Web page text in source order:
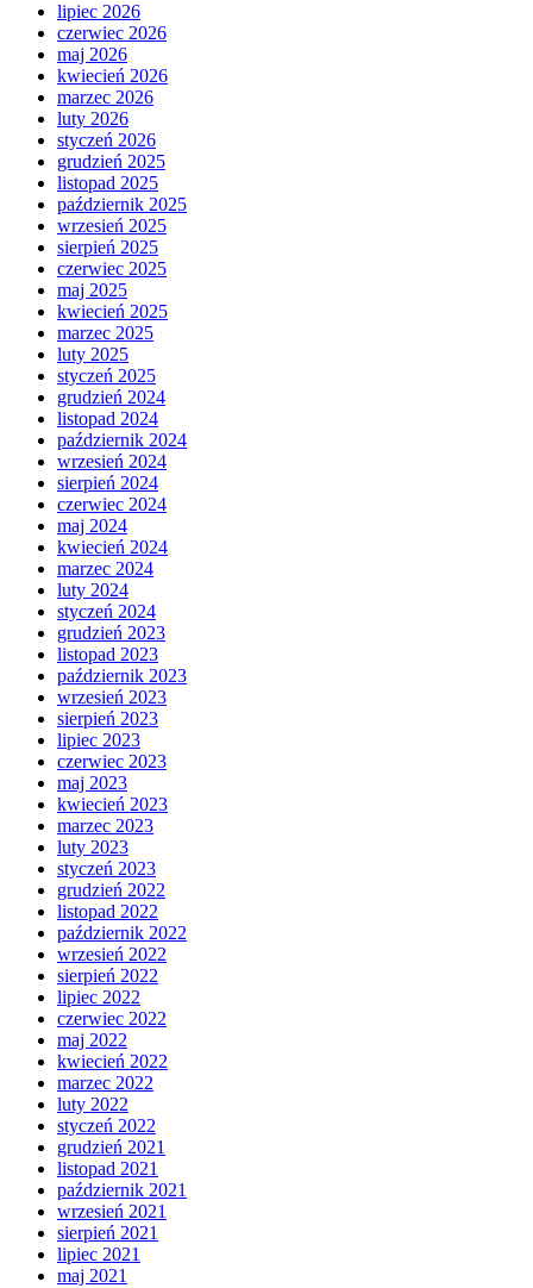
lipiec 2026
czerwiec 2026
maj 2026
kwiecień 2026
marzec 2026
luty 2026
styczeń 2026
grudzień 2025
listopad 2025
październik 2025
wrzesień 2025
sierpień 2025
czerwiec 2025
maj 2025
kwiecień 2025
marzec 2025
luty 2025
styczeń 2025
grudzień 2024
listopad 2024
październik 2024
wrzesień 2024
sierpień 2024
czerwiec 2024
maj 2024
kwiecień 2024
marzec 2024
luty 2024
styczeń 2024
grudzień 2023
listopad 2023
październik 2023
wrzesień 2023
sierpień 2023
lipiec 2023
czerwiec 2023
maj 2023
kwiecień 2023
marzec 2023
luty 2023
styczeń 2023
grudzień 2022
listopad 2022
październik 2022
wrzesień 2022
sierpień 2022
lipiec 2022
czerwiec 2022
maj 2022
kwiecień 2022
marzec 2022
luty 2022
styczeń 2022
grudzień 2021
listopad 2021
październik 2021
wrzesień 2021
sierpień 2021
lipiec 2021
maj 2021